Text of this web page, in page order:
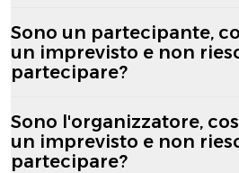
Sono un partecipante,
un imprevisto e non
partecipare?
Sono l'organizzatore,
un imprevisto e non
partecipare?